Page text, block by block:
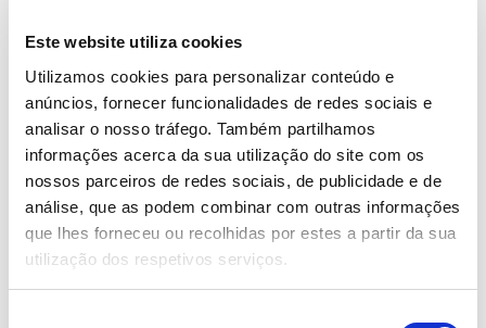
Este website utiliza cookies
Utilizamos cookies para personalizar conteúdo e
anúncios, fornecer funcionalidades de redes sociais e
analisar o nosso tráfego. Também partilhamos
informações acerca da sua utilização do site com os
nossos parceiros de redes sociais, de publicidade e de
análise, que as podem combinar com outras informações
que lhes forneceu ou recolhidas por estes a partir da sua
utilização dos respetivos serviços.
a 20 de setembro, com a experiência na Herdade da
Mainova agendada para 13 de setembro.
Com a chegada da época das vindimas, o Octant
Évora, único hotel da região com uma Enoteca
recentemente inaugurada, homenageia uma das mais
profundas tradições alentejanas, em parceria com dois
produtores locais, a Casa Relvas e a Herdade da
Mainova
Leia o artigo completoaqui